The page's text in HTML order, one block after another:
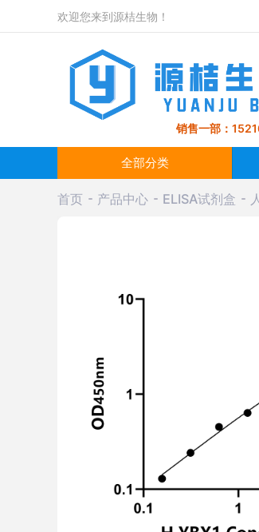
欢迎您来到源桔生物！
销售一部：
全部分类
首页 产品中心 ELISA试剂盒